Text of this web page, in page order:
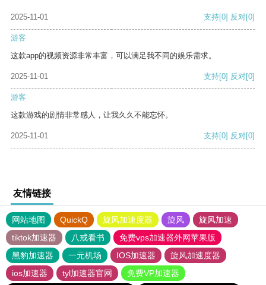
2025-11-01 支持[0] 反对[0]
游客
这款app的视频资源非常丰富，可以满足我不同的娱乐需求。
2025-11-01 支持[0] 反对[0]
游客
这款游戏的剧情非常感人，让我久久不能忘怀。
2025-11-01 支持[0] 反对[0]
友情链接
网站地图 QuickQ 旋风加速度器 旋风
旋风加速
tiktok加速器
八戒看书
免费vps加速器外网苹果版
黑豹加速器
一元机场 IOS加速器
旋风加速度器
ios加速器
tyl加速器官网 免费VP加速器